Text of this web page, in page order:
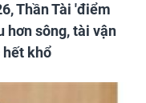
Thần Tài 'điểm
hơn sông, tài vận
hết khổ